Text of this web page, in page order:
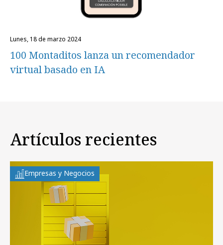
lunes, 18 de marzo 2024
100 Montaditos lanza un recomendador
virtual basado en IA
Artículos recientes
Empresas y Negocios